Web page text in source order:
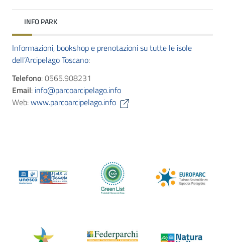
INFO PARK
Informazioni, bookshop e prenotazioni su tutte le isole
dell’Arcipelago Toscano:
Telefono: 0565.908231
Email: info@parcoarcipelago.info
Web:www.parcoarcipelago.info